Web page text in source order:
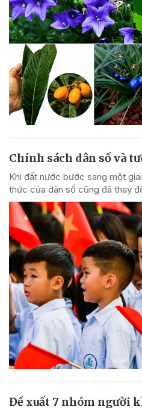
Chính sách dân số và
Khi đất nước bước sang một
thức của dân số cũng đã thay
Đề xuất 7 nhóm người